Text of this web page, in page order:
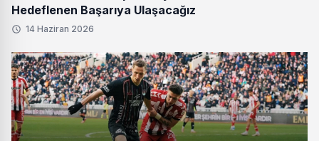
Hedeflenen Başarıya Ulaşacağız
14 Haziran 2026